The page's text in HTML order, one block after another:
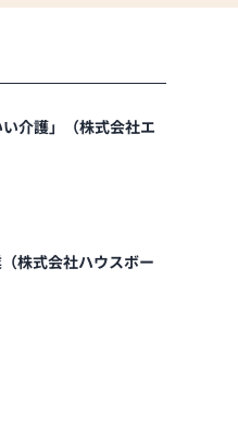
介護」（株式会社エ
株式会社ハウスボー